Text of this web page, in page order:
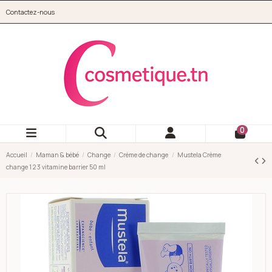
Contactez-nous
0
Accueil Maman & bébé Change Crème de change
Mustela Crème
change 1 2 3 vitamine barrier 50 ml